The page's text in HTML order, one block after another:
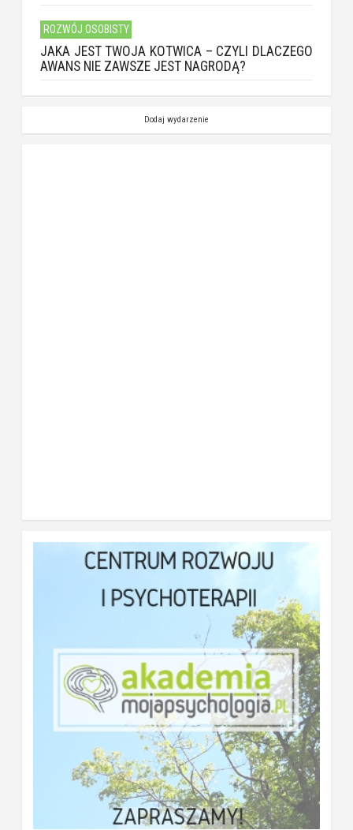
ROZWÓJ OSOBISTY
JAKA JEST TWOJA KOTWICA – CZYLI DLACZEGO
AWANS NIE ZAWSZE JEST NAGRODĄ?
Dodaj wydarzenie